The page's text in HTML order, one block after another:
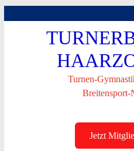
Turnen-
Breitensport-
Jetzt